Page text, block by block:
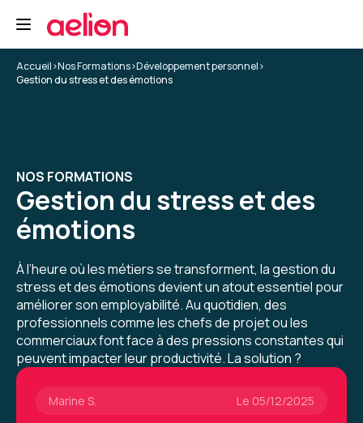
Accueil>Nos Formations>Développement personnel>
Gestion du stress et des émotions
NOS FORMATIONS
Gestion du stress et des
émotions
À l’heure où les métiers se transforment, la gestion du
stress et des émotions devient un atout essentiel pour
améliorer son employabilité. Au quotidien, des
professionnels comme les chefs de projet ou les
commerciaux font face à des pressions constantes qui
peuvent impacter leur productivité. La solution ?
5
le faire, interface très facile d'utilisation, les
questionnaires de positionnement sont tops.
La formatrice est top.
Formation : Confiance en soi et affirmation
Marine S. Le 05/12/2025